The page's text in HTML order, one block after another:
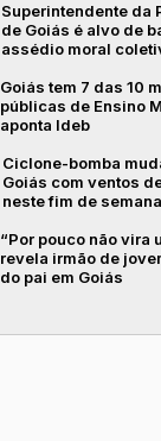
Superintendente da
de Goiás é alvo de
assédio moral
Goiás tem 7 das 10
públicas de Ensino
aponta Ideb
Ciclone-bomba
Goiás com ventos
neste fim de semana
“Por pouco não vira
revela irmão de
do pai em Goiás